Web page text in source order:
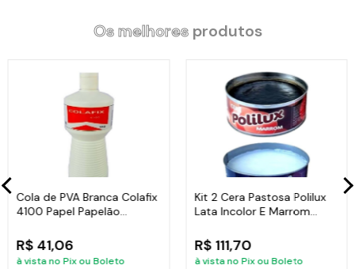
Os melhoresprodutos
Cola de PVA Branca Colafix
4100 Papel Papelão
R$ 41,06
à vista no Pix ou Boleto
Kit 2 Cera Pastosa Polilux
Lata Incolor E Marrom
R$ 111,70
à vista no Pix ou Boleto